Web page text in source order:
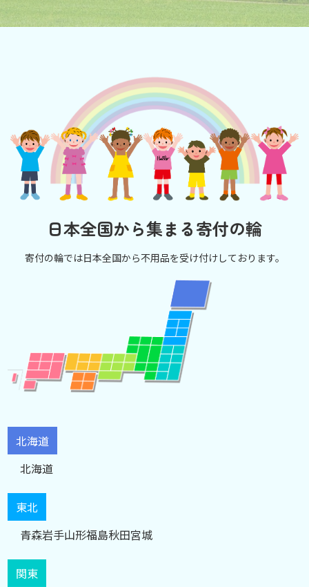
日本全国から集まる寄付の輪
寄付の輪では日本全国から不用品を受け付けしております。
北海道
北海道
東北
青森岩手山形福島秋田宮城
関東